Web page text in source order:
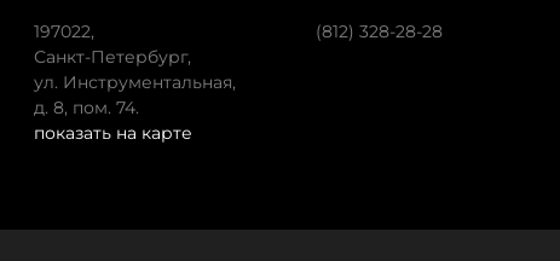
197022,
Санкт-Петербург,
ул. Инструментальная,
д. 8, пом. 74.
показать на карте
(812) 328-28-28